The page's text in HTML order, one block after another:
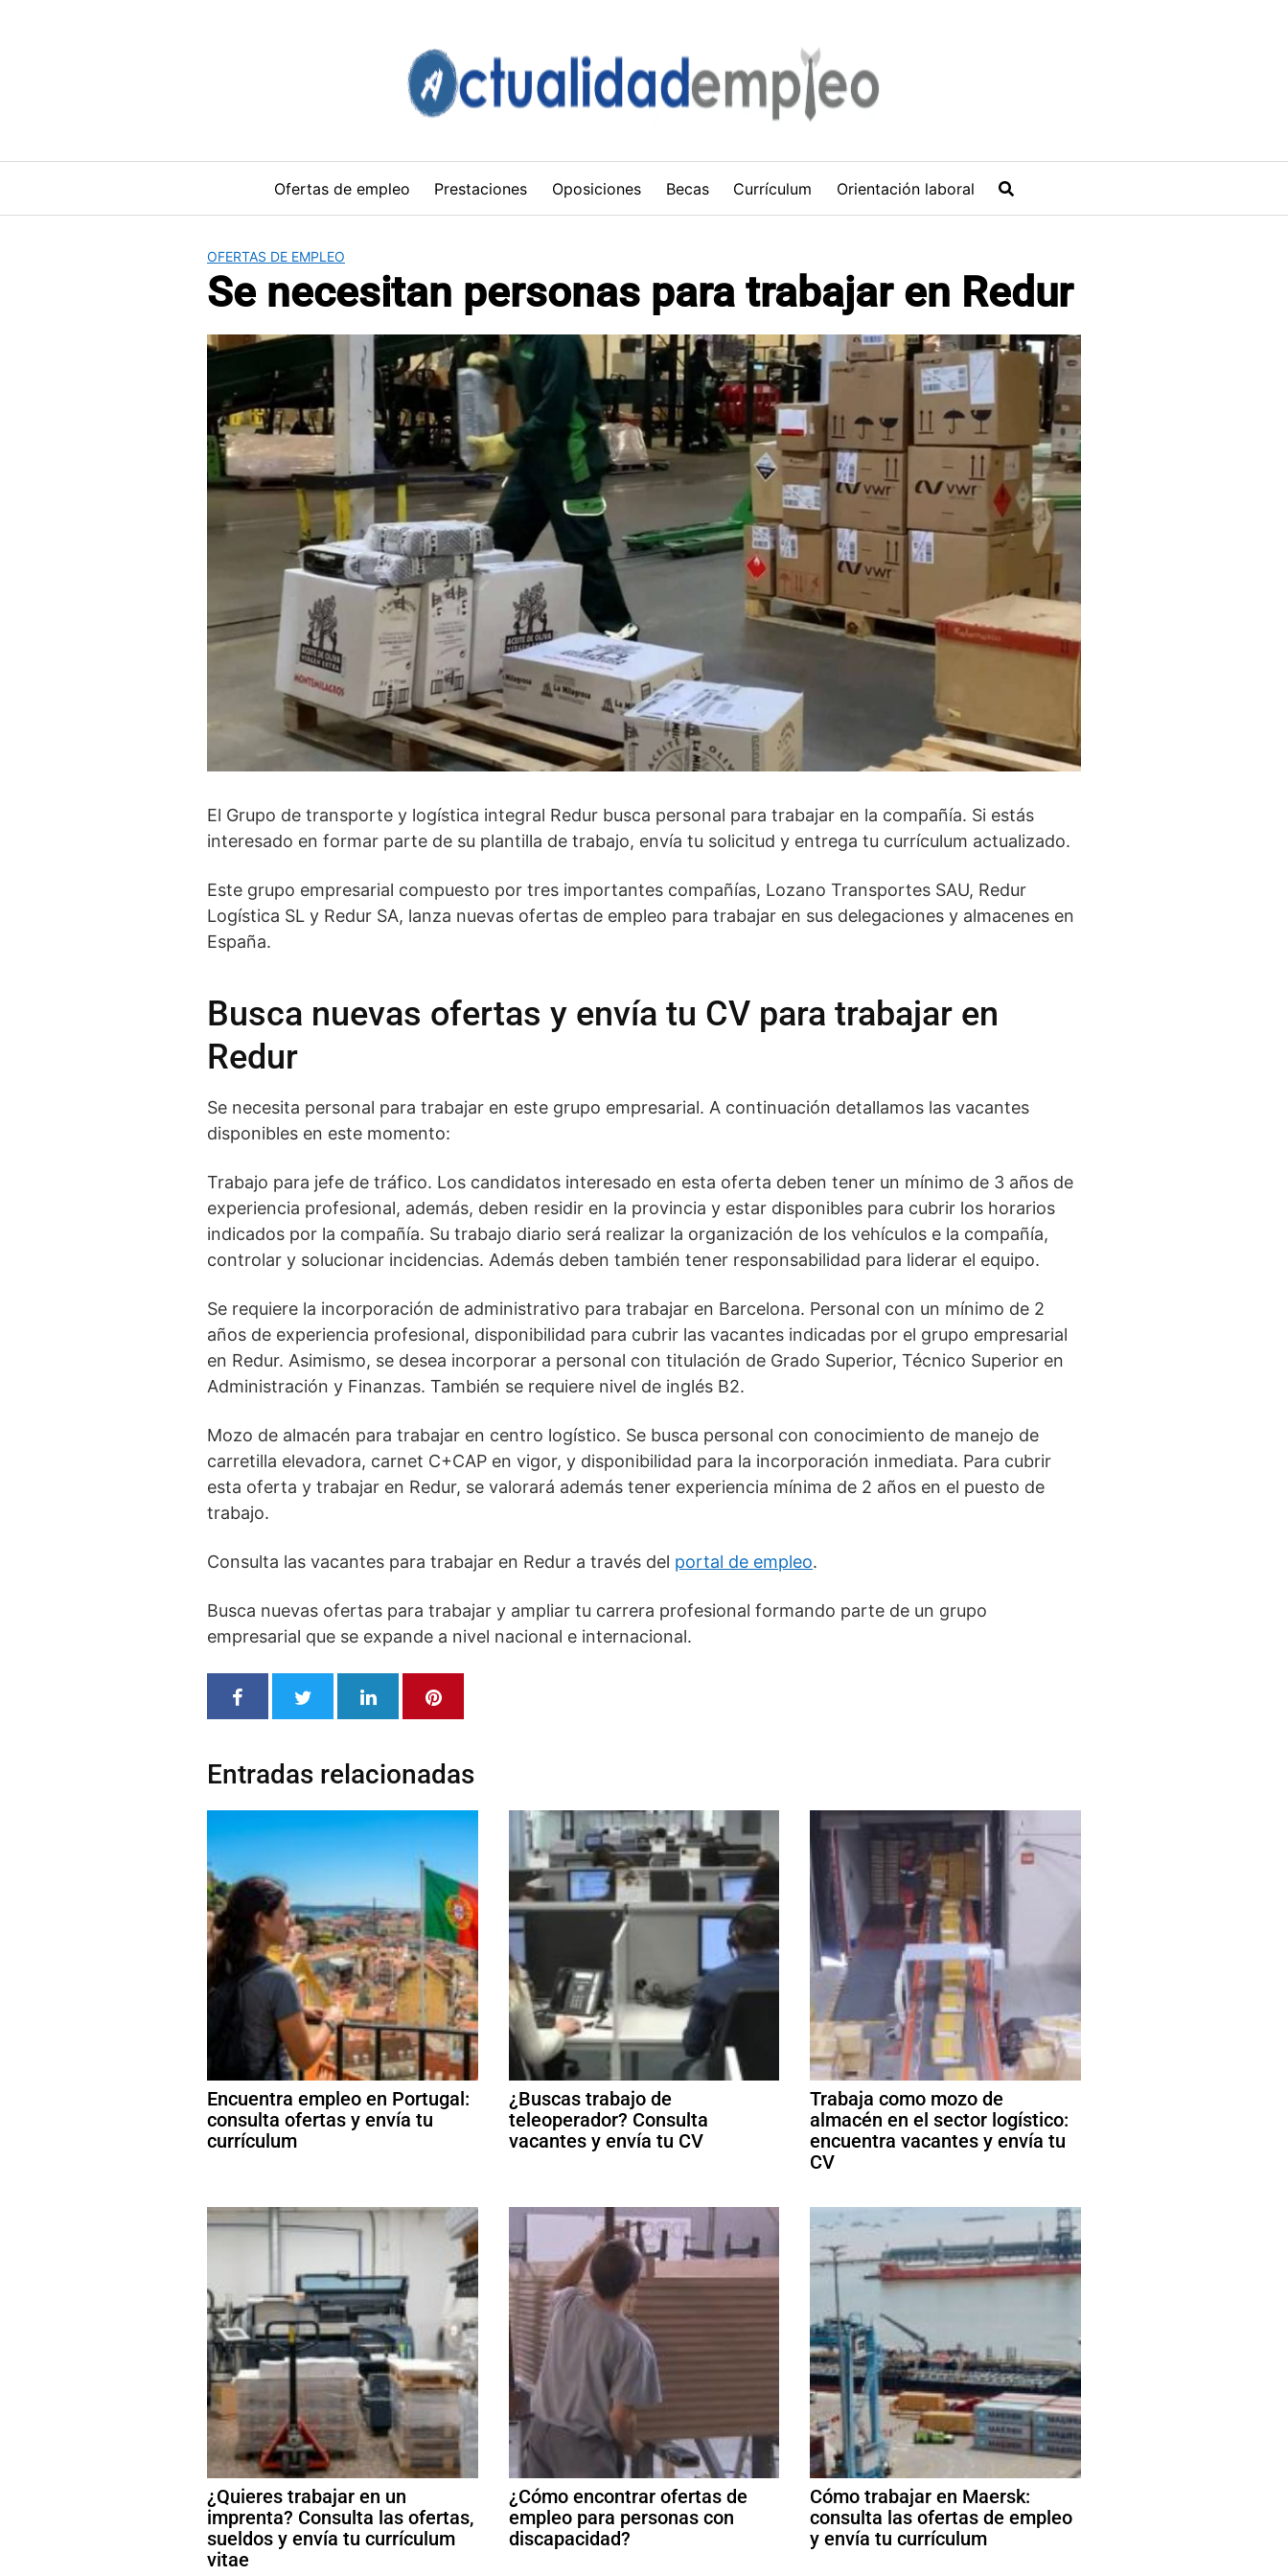
Ofertas de empleo Prestaciones Oposiciones Becas Currículum Orientación laboral
OFERTAS DE EMPLEO
Se necesitan personas para trabajar en Redur
El Grupo de transporte y logística integral Redur busca personal para trabajar en la compañía. Si estás
interesado en formar parte de su plantilla de trabajo, envía tu solicitud y entrega tu currículum actualizado.
Este grupo empresarial compuesto por tres importantes compañías, Lozano Transportes SAU, Redur
Logística SL y Redur SA, lanza nuevas ofertas de empleo para trabajar en sus delegaciones y almacenes en
España.
Busca nuevas ofertas y envía tu CV para trabajar en
Redur
Se necesita personal para trabajar en este grupo empresarial. A continuación detallamos las vacantes
disponibles en este momento:
Trabajo para jefe de tráfico. Los candidatos interesado en esta oferta deben tener un mínimo de 3 años de
experiencia profesional, además, deben residir en la provincia y estar disponibles para cubrir los horarios
indicados por la compañía. Su trabajo diario será realizar la organización de los vehículos e la compañía,
controlar y solucionar incidencias. Además deben también tener responsabilidad para liderar el equipo.
Se requiere la incorporación de administrativo para trabajar en Barcelona. Personal con un mínimo de 2
años de experiencia profesional, disponibilidad para cubrir las vacantes indicadas por el grupo empresarial
en Redur. Asimismo, se desea incorporar a personal con titulación de Grado Superior, Técnico Superior en
Administración y Finanzas. También se requiere nivel de inglés B2.
Mozo de almacén para trabajar en centro logístico. Se busca personal con conocimiento de manejo de
carretilla elevadora, carnet C+CAP en vigor, y disponibilidad para la incorporación inmediata. Para cubrir
esta oferta y trabajar en Redur, se valorará además tener experiencia mínima de 2 años en el puesto de
trabajo.
Consulta las vacantes para trabajar en Redur a través del portal de empleo.
Busca nuevas ofertas para trabajar y ampliar tu carrera profesional formando parte de un grupo
empresarial que se expande a nivel nacional e internacional.
Entradas relacionadas
Encuentra empleo en Portugal:
consulta ofertas y envía tu
currículum
¿Buscas trabajo de
teleoperador? Consulta
vacantes y envía tu CV
Trabaja como mozo de
almacén en el sector logístico:
encuentra vacantes y envía tu
CV
¿Quieres trabajar en un
imprenta? Consulta las ofertas,
sueldos y envía tu currículum
vitae
¿Cómo encontrar ofertas de
empleo para personas con
discapacidad?
Cómo trabajar en Maersk:
consulta las ofertas de empleo
y envía tu currículum